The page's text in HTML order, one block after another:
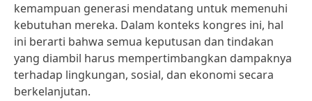
kemampuan generasi mendatang untuk memenuhi
kebutuhan mereka. Dalam konteks kongres ini, hal
ini berarti bahwa semua keputusan dan tindakan
yang diambil harus mempertimbangkan dampaknya
terhadap lingkungan, sosial, dan ekonomi secara
berkelanjutan.